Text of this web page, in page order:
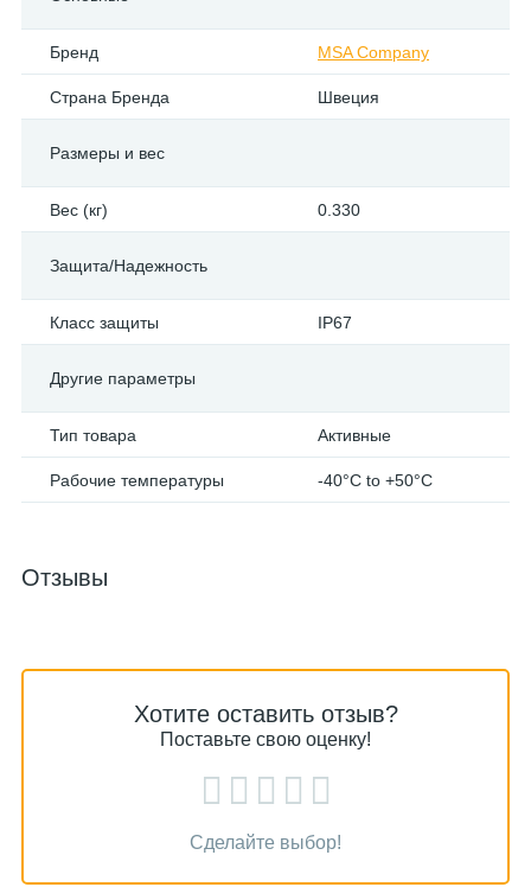
Бренд MSA Company
Страна Бренда Швеция
Размеры и вес
Вес (кг) 0.330
Защита/Надежность
Класс защиты IP67
Другие параметры
Тип товара Активные
Рабочие температуры -40°C to +50°C
Отзывы
Хотите оставить отзыв?
Поставьте свою оценку!
Сделайте выбор!